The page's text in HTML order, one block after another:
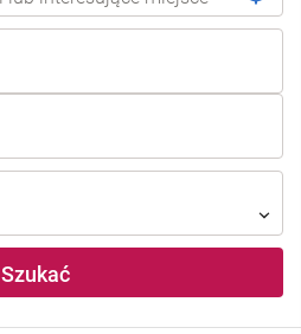
Szukać